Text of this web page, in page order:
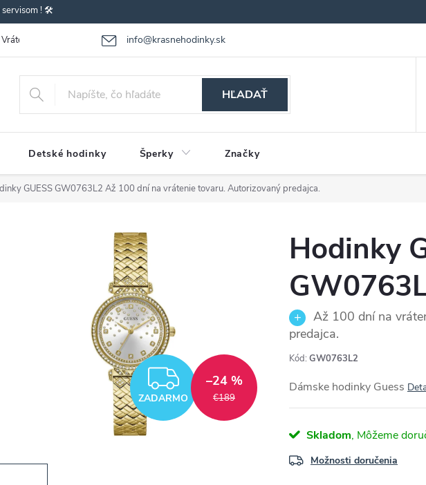
servisom ! 🛠️
info@krasnehodinky.sk
Vrátenie-výmena tovaru Reklamácia tovaru Obchodné podmienky
HĽADAŤ
Detské hodinky Šperky Značky
GUESS GW0763L2 Až 100 dní na vrátenie tovaru. Autorizovaný predajca.
ZADARMO
ZADARMO €189
–24 %
Hodinky
Až 100 dní na
predajca.
Kód: GW0763L2
Dámske hodinky Guess
Skladom
Možnosti doručenia